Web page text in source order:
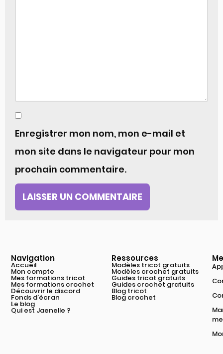
Enregistrer mon nom, mon e-mail et
mon site dans le navigateur pour mon
prochain commentaire.
Navigation
Accueil
Mon compte
Mes formations tricot
Mes formations crochet
Découvrir le discord
Fonds d'écran
Le blog
Qui est Jaenelle ?
Ressources
Modèles tricot gratuits
Modèles crochet gratuits
Guides tricot gratuits
Guides crochet gratuits
Blog tricot
Blog crochet